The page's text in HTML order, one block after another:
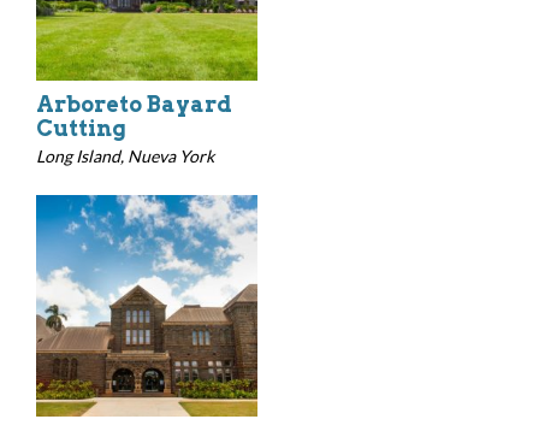
Arboreto Bayard
Cutting
Long Island, Nueva York